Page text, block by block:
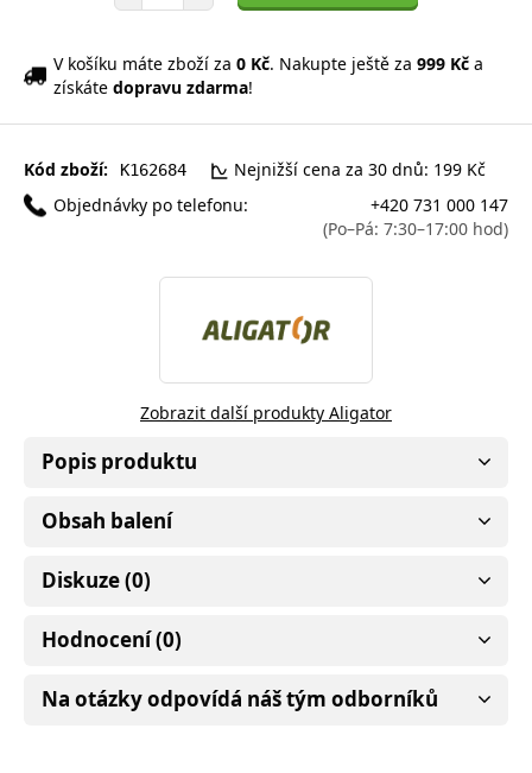
V košíku máte zboží za 0 Kč. Nakupte ještě za 999 Kč a
získáte dopravu zdarma!
Kód zboží: K162684
Nejnižší cena za 30 dnů: 199 Kč
Objednávky po telefonu:
+420 731 000 147
(Po–Pá: 7:30–17:00 hod)
Zobrazit další produkty Aligator
Popis produktu
Obsah balení
Diskuze (0)
Hodnocení (0)
Na otázky odpovídá náš tým odborníků